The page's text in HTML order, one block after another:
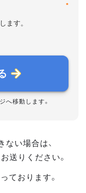
*
ます。
へ移動します。
い場合は、
送りください。
ております。